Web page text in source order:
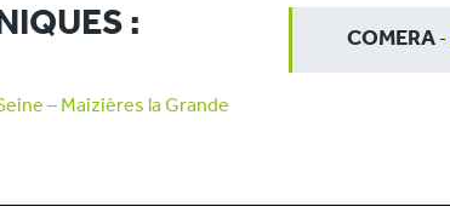
:
– Maizières la Grande
COMERA -